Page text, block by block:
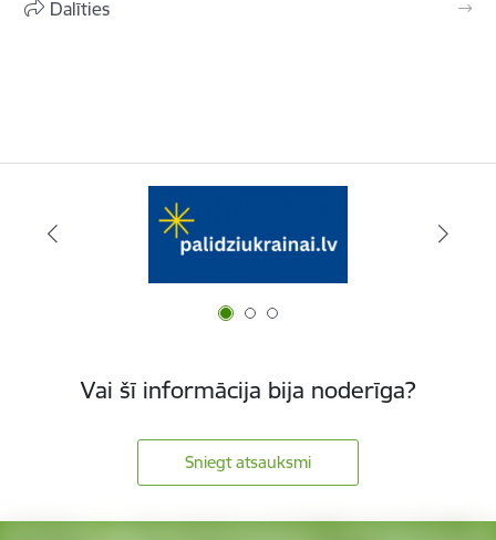
Dalīties
Vai šī informācija bija noderīga?
Sniegt atsauksmi